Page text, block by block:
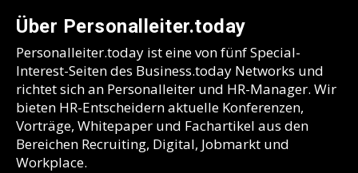
Über Personalleiter.today
Personalleiter.today ist eine von fünf Special-
Interest-Seiten des Business.today Networks und
richtet sich an Personalleiter und HR-Manager. Wir
bieten HR-Entscheidern aktuelle Konferenzen,
Vorträge, Whitepaper und Fachartikel aus den
Bereichen Recruiting, Digital, Jobmarkt und
Workplace.